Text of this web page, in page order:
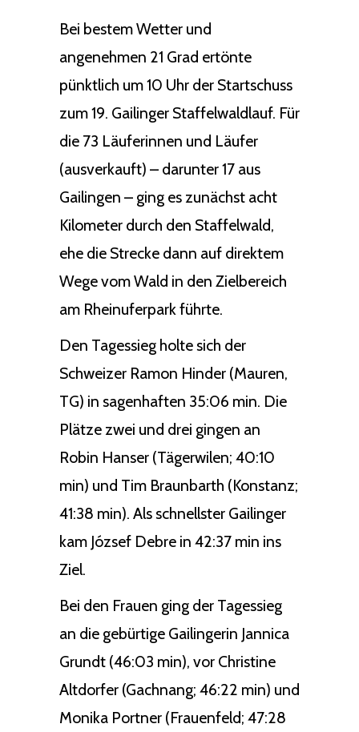
Bei bestem Wetter und
angenehmen 21 Grad ertönte
pünktlich um 10 Uhr der Startschuss
zum 19. Gailinger Staffelwaldlauf. Für
die 73 Läuferinnen und Läufer
(ausverkauft) – darunter 17 aus
Gailingen – ging es zunächst acht
Kilometer durch den Staffelwald,
ehe die Strecke dann auf direktem
Wege vom Wald in den Zielbereich
am Rheinuferpark führte.
Den Tagessieg holte sich der
Schweizer Ramon Hinder (Mauren,
TG) in sagenhaften 35:06 min. Die
Plätze zwei und drei gingen an
Robin Hanser (Tägerwilen; 40:10
min) und Tim Braunbarth (Konstanz;
41:38 min). Als schnellster Gailinger
kam József Debre in 42:37 min ins
Ziel.
Bei den Frauen ging der Tagessieg
an die gebürtige Gailingerin Jannica
Grundt (46:03 min), vor Christine
Altdorfer (Gachnang; 46:22 min) und
Monika Portner (Frauenfeld; 47:28